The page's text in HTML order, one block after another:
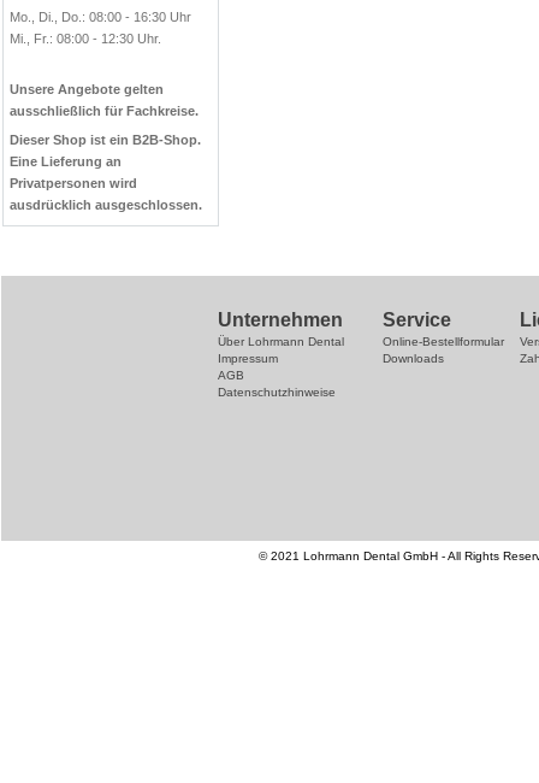
Mo., Di., Do.: 08:00 - 16:30 Uhr
Mi., Fr.: 08:00 - 12:30 Uhr.
Unsere Angebote gelten
ausschließlich für Fachkreise.
Dieser Shop ist ein B2B-Shop.
Eine Lieferung an
Privatpersonen wird
ausdrücklich ausgeschlossen.
Unternehmen
Über Lohrmann Dental
Impressum
AGB
Datenschutzhinweise
Service
Online-Bestellformular
Downloads
© 2021 Lohrmann Dental GmbH - All Rights